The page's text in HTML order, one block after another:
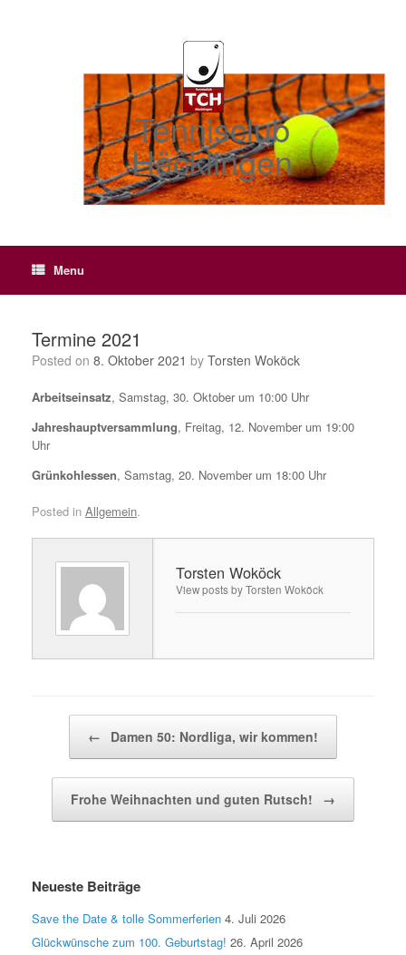
Tennisclub
Häcklingen
Menu
Termine 2021
Posted on 8. Oktober 2021 by Torsten Woköck
Arbeitseinsatz, Samstag, 30. Oktober um 10:00 Uhr
Jahreshauptversammlung, Freitag, 12. November um 19:00
Uhr
Grünkohlessen, Samstag, 20. November um 18:00 Uhr
Posted in Allgemein.
Torsten Woköck
View posts by Torsten Woköck
← Damen 50: Nordliga, wir kommen!
Frohe Weihnachten und guten Rutsch! →
Neueste Beiträge
Save the Date & tolle Sommerferien 4. Juli 2026
Glückwünsche zum 100. Geburtstag! 26. April 2026